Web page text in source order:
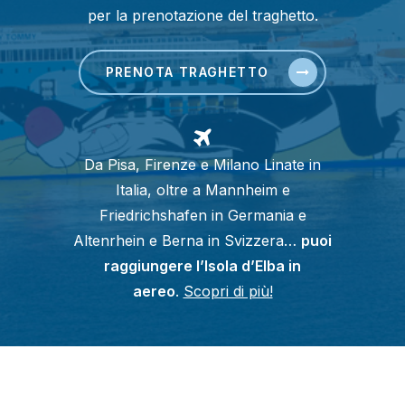
per la prenotazione del traghetto.
PRENOTA TRAGHETTO
Da Pisa, Firenze e Milano Linate in
Italia, oltre a Mannheim e
Friedrichshafen in Germania e
Altenrhein e Berna in Svizzera… puoi
raggiungere l’Isola d’Elba in
aereo. Scopri di più!